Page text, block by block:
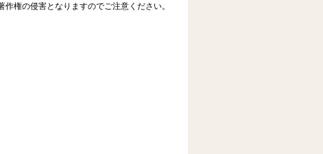
権の侵害となりますのでご注意ください。